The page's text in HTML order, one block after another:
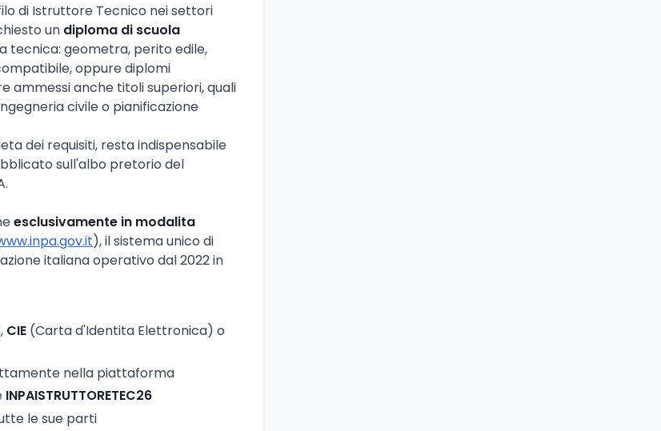
di Istruttore Tecnico nei settori
un diploma di scuola
tecnica: geometra, perito edile,
oppure diplomi
ammessi anche titoli superiori, quali
civile o pianificazione
dei requisiti, resta indispensabile
sull'albo pretorio del
esclusivamente in modalita
), il sistema unico di
italiana operativo dal 2022 in
, CIE (Carta d'Identita Elettronica) o
nella piattaforma
INPAISTRUTTORETEC26
le sue parti